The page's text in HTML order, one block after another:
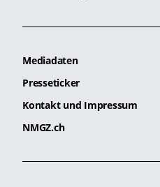
Mediadaten
Presseticker
Kontakt und Impressum
NMGZ.ch